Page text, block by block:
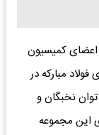
کمیسیون
مبارکه در
نخبگان و
این مجموعه